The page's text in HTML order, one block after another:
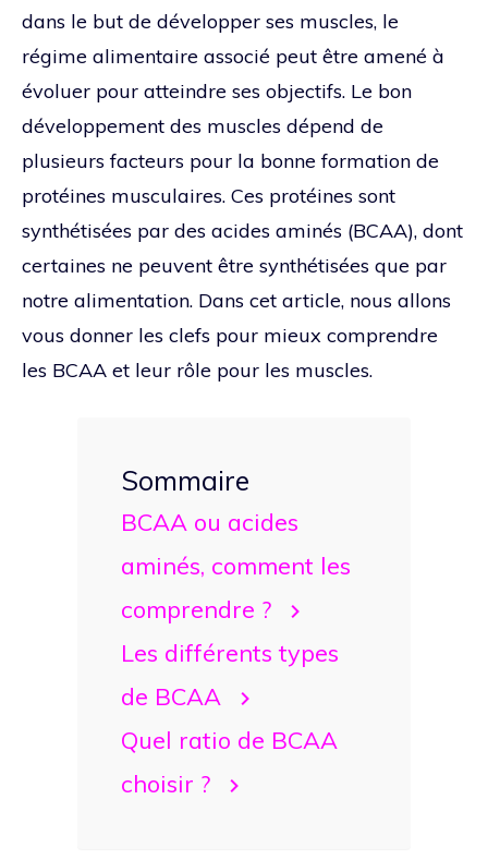
dans le but de développer ses muscles, le
régime alimentaire associé peut être amené à
évoluer pour atteindre ses objectifs. Le bon
développement des muscles dépend de
plusieurs facteurs pour la bonne formation de
protéines musculaires. Ces protéines sont
synthétisées par des acides aminés (BCAA), dont
certaines ne peuvent être synthétisées que par
notre alimentation. Dans cet article, nous allons
vous donner les clefs pour mieux comprendre
les BCAA et leur rôle pour les muscles.
Sommaire
BCAA ou acides
aminés, comment les
comprendre ?
Les différents types
de BCAA
Quel ratio de BCAA
choisir ?